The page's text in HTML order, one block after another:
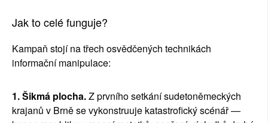
Jak to celé funguje?
Kampaň stojí na třech osvědčených technikách
informační manipulace:
1. Šikmá plocha. Z prvního setkání sudetoněmeckých
krajanů v Brně se vykonstruuje katastrofický scénář —